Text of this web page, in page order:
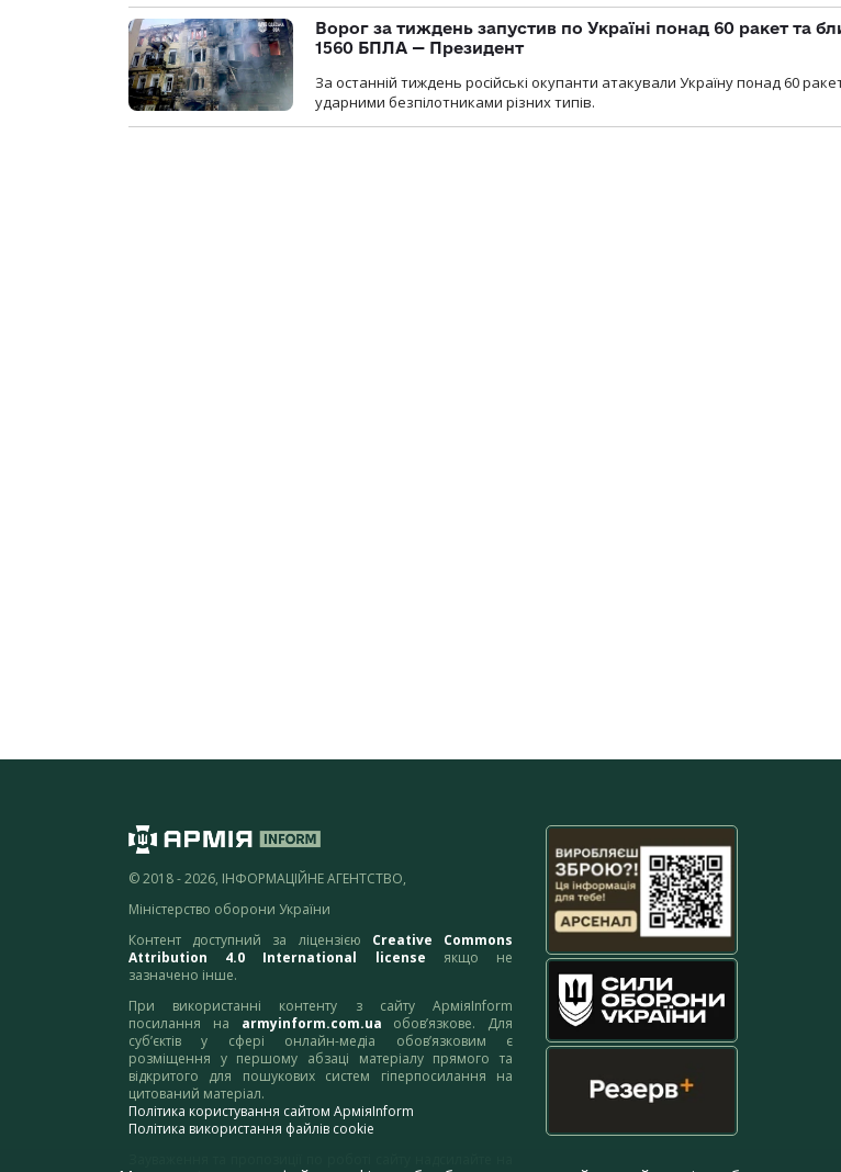
Ворог за тиждень запустив по Україні понад 60 ракет та
1560 БПЛА — Президент
За останній тиждень російські окупанти атакували Україну понад 60
ударними безпілотниками різних типів.
© 2018 - 2026, ІНФОРМАЦІЙНЕ АГЕНТСТВО,
Міністерство оборони України
Контент доступний за ліцензією Creative Commons
Attribution 4.0 International license якщо не
зазначено інше.
При використанні контенту з сайту АрміяInform
посилання на armyinform.com.ua обов’язкове. Для
суб’єктів у сфері онлайн-медіа обов’язковим є
розміщення у першому абзаці матеріалу прямого та
відкритого для пошукових систем гіперпосилання на
цитований матеріал.
Політика користування сайтом АрміяInform
Політика використання файлів cookie